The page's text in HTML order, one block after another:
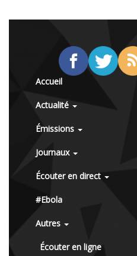
Accueil
Actualité
Émissions
Journaux
Écouter en direct
#Ebola
Autres
Écouter en ligne